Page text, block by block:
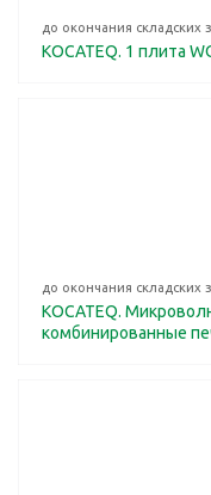
до окончания складских
KOCATEQ. 1 плита
до окончания складских
KOCATEQ.
комбинированные